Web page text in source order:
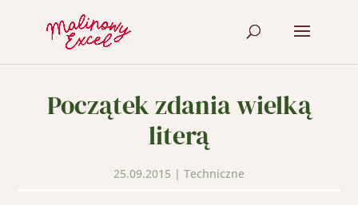
Początek zdania wielką
literą
25.09.2015 | Techniczne